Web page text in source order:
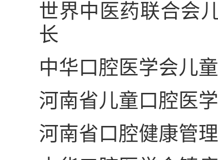
世界中医药联合会
长
中华口腔医学会儿
河南省儿童口腔医
河南省口腔健康管